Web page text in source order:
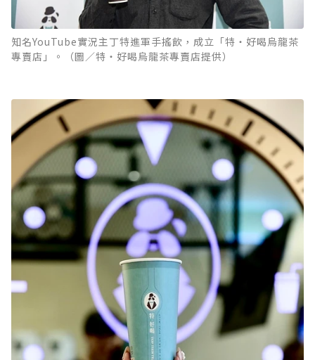
知名YouTube實況主丁特進軍手搖飲，成立「特‧好喝烏龍茶
專賣店」。（圖／特‧好喝烏龍茶專賣店提供）